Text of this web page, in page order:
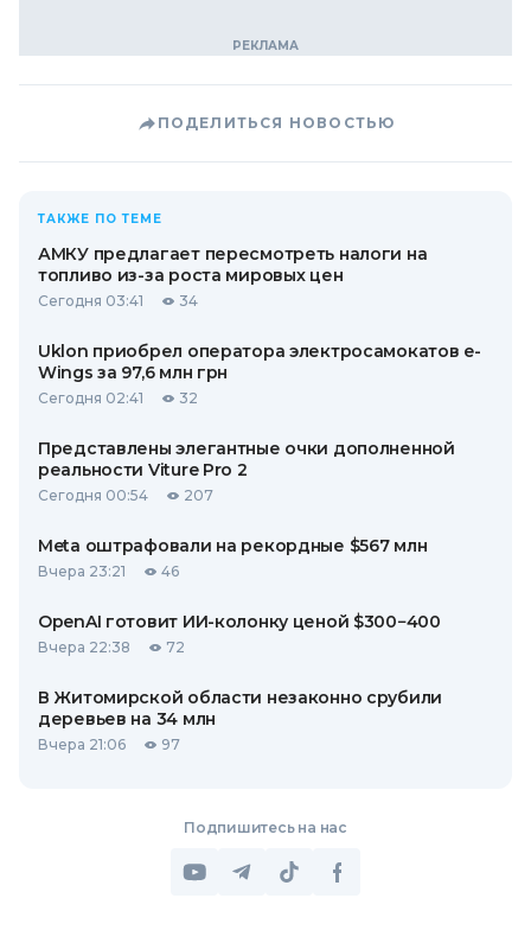
ПОДЕЛИТЬСЯ НОВОСТЬЮ
ТАКЖЕ ПО ТЕМЕ
АМКУ предлагает пересмотреть налоги на
топливо из-за роста мировых цен
Сегодня 03:41 34
Uklon приобрел оператора электросамокатов e-
Wings за 97,6 млн грн
Сегодня 02:41 32
Представлены элегантные очки дополненной
реальности Viture Pro 2
Сегодня 00:54 207
Meta оштрафовали на рекордные $567 млн
Вчера 23:21 46
OpenAI готовит ИИ-колонку ценой $300−400
Вчера 22:38 72
В Житомирской области незаконно срубили
деревьев на 34 млн
Вчера 21:06 97
Подпишитесь на нас